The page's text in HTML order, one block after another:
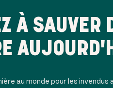
À SAUVER
au monde pour les invendus